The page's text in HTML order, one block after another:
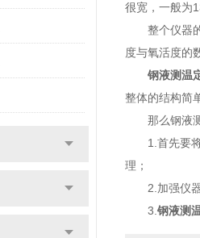
很宽，一般为
整个仪器的
度与氧活度的
钢液测温
整体的结构简
那么钢液测
1.首先要将
理；
2.加强仪器
3. 钢液测